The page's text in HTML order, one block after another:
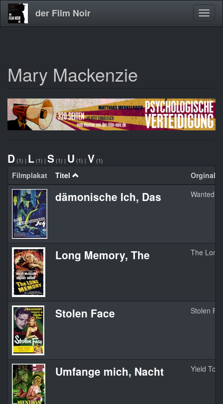
Direkt
zum
der Film Noir
Mary Mackenzie
D (1) | L (1) | S (1) | U (1) | V (1)
Filmplakat Titel
dämonische Ich, Das Wanted
Long Memory, The The
Stolen Face Stolen
Umfange mich, Nacht Yield To